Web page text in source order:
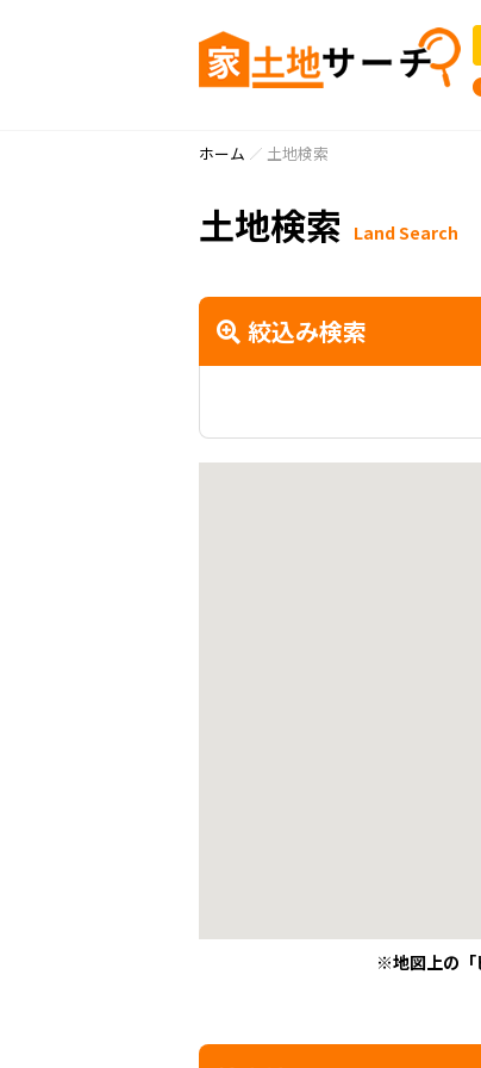
ホーム 土地検索
土地検索 Land Search
絞込み検索
※地図上の「